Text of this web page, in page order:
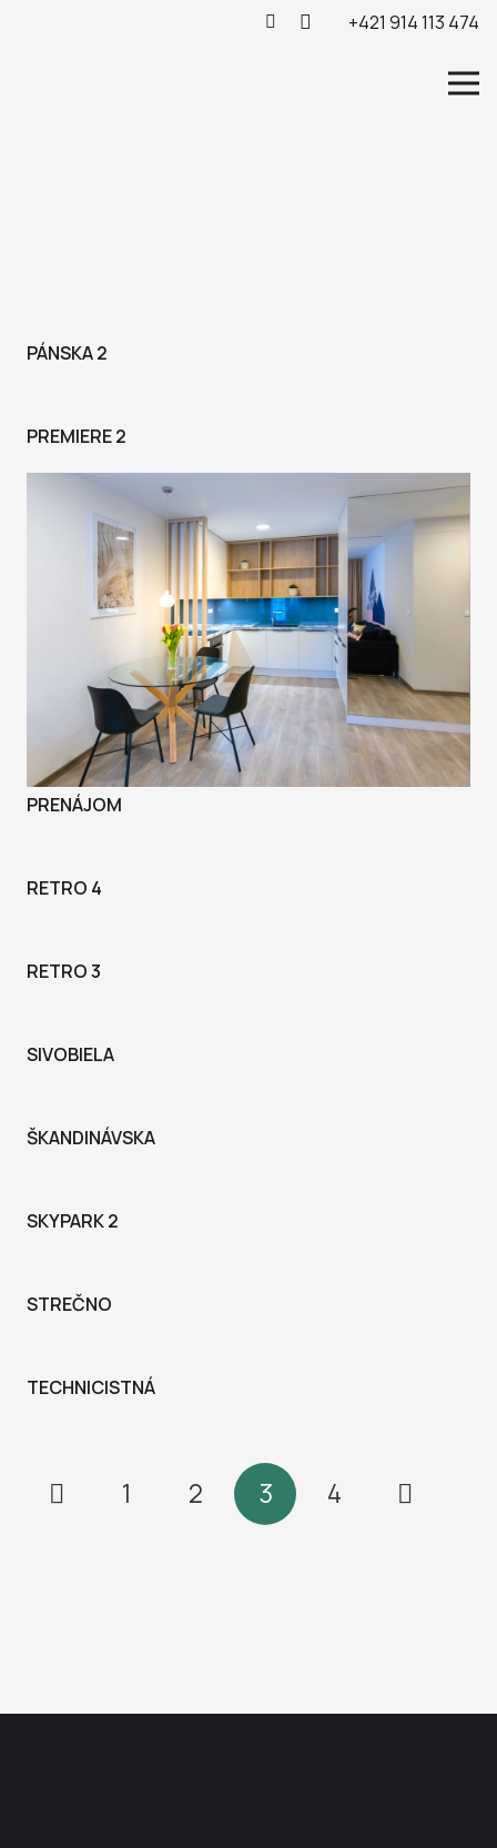
+421 914 113 474
PÁNSKA 2
PREMIERE 2
PRENÁJOM
RETRO 4
RETRO 3
SIVOBIELA
ŠKANDINÁVSKA
SKYPARK 2
STREČNO
TECHNICISTNÁ
1 2 3 4